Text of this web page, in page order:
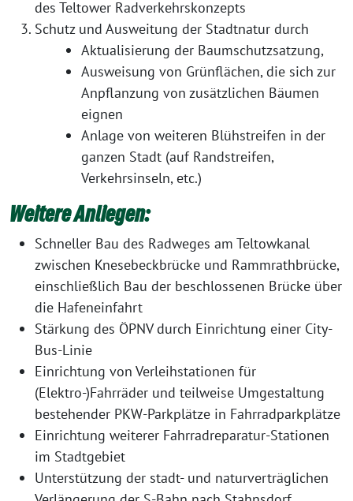
des Teltower Radverkehrskonzepts
Schutz und Ausweitung der Stadtnatur durch
Aktualisierung der Baumschutzsatzung,
Ausweisung von Grünflächen, die sich zur
Anpflanzung von zusätzlichen Bäumen
eignen
Anlage von weiteren Blühstreifen in der
ganzen Stadt (auf Randstreifen,
Verkehrsinseln, etc.)
Weitere Anliegen:
Schneller Bau des Radweges am Teltowkanal
zwischen Knesebeckbrücke und Rammrathbrücke,
einschließlich Bau der beschlossenen Brücke über
die Hafeneinfahrt
Stärkung des ÖPNV durch Einrichtung einer City-
Bus-Linie
Einrichtung von Verleihstationen für
(Elektro-)Fahrräder und teilweise Umgestaltung
bestehender PKW-Parkplätze in Fahrradparkplätze
Einrichtung weiterer Fahrradreparatur-Stationen
im Stadtgebiet
Unterstützung der stadt- und naturverträglichen